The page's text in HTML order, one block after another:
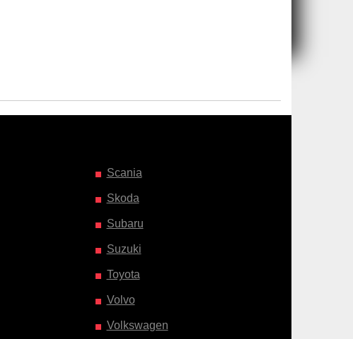
Scania
Skoda
Subaru
Suzuki
Toyota
Volvo
Volkswagen